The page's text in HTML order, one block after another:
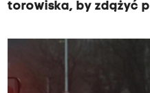
torowiska, by zdążyć